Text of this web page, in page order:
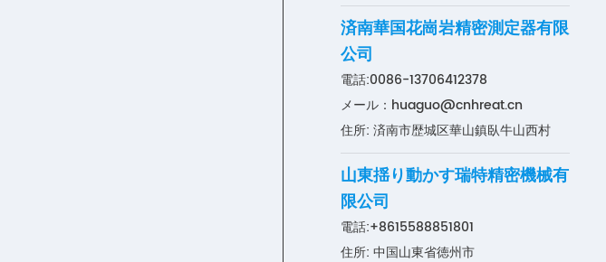
済南華国花崗岩精密測定器有限
公司
電話:0086-13706412378
メール： huaguo@cnhreat.cn
住所: 済南市歴城区華山鎮臥牛山西村
山東揺り動かす瑞特精密機械有
限公司
電話:+8615588851801
住所: 中国山東省徳州市